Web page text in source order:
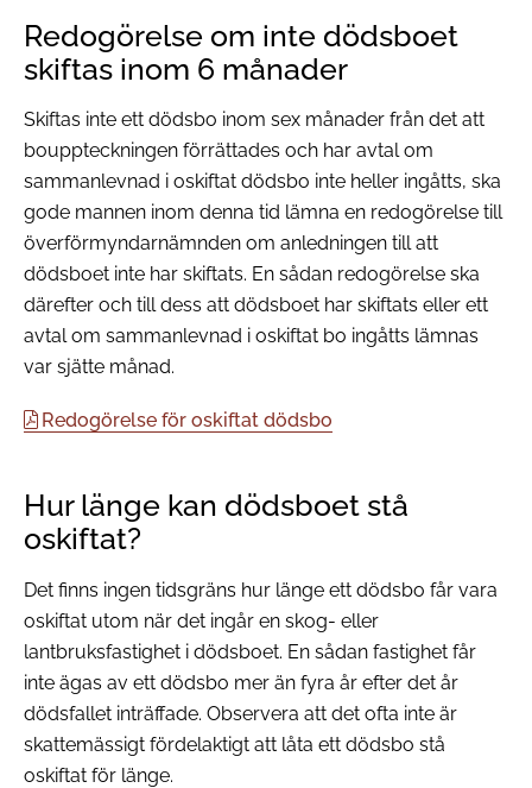
Redogörelse om inte dödsboet
skiftas inom 6 månader
Skiftas inte ett dödsbo inom sex månader från det att
bouppteckningen förrättades och har avtal om
sammanlevnad i oskiftat dödsbo inte heller ingåtts, ska
gode mannen inom denna tid lämna en redogörelse till
överförmyndarnämnden om anledningen till att
dödsboet inte har skiftats. En sådan redogörelse ska
därefter och till dess att dödsboet har skiftats eller ett
avtal om sammanlevnad i oskiftat bo ingåtts lämnas
var sjätte månad.
Redogörelse för oskiftat dödsbo
Hur länge kan dödsboet stå
oskiftat?
Det finns ingen tidsgräns hur länge ett dödsbo får vara
oskiftat utom när det ingår en skog- eller
lantbruksfastighet i dödsboet. En sådan fastighet får
inte ägas av ett dödsbo mer än fyra år efter det år
dödsfallet inträffade. Observera att det ofta inte är
skattemässigt fördelaktigt att låta ett dödsbo stå
oskiftat för länge.